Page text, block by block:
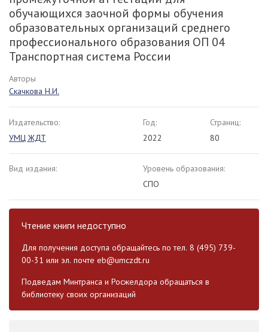
обучающихся заочной формы обучения
образовательных организаций среднего
профессионального образования ОП 04
Транспортная система России
Авторы
Скачкова Н.И.
Издательство:
УМЦ ЖДТ
Год:
2022
Страниц:
80
Вид издания:
Уровень образования:
СПО
Чтение книги недоступно
Для получения доступа обращайтесь по тел. 8 (495) 739-
00-31 или эл. почте eb@umczdt.ru
Подведам Минтранса и Росжелдора обращаться в
библиотеку своих организаций